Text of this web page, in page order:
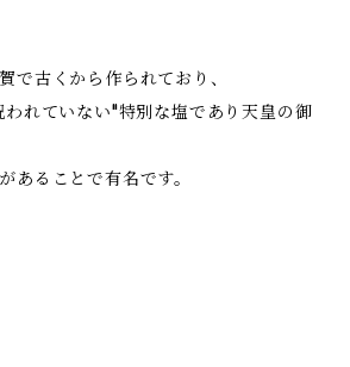
で古くから作られており、
われていない"特別な塩であり天皇の御
あることで有名です。